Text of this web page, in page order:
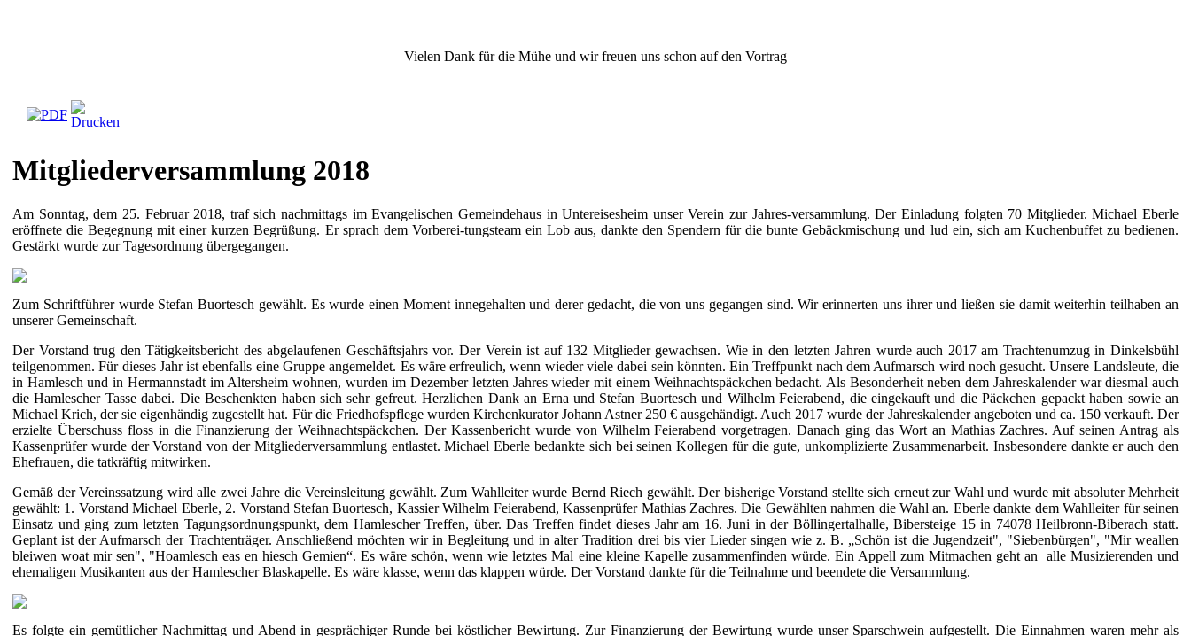
Vielen Dank für die Mühe und wir freuen uns schon auf den Vortrag
Mitgliederversammlung 2018
Am Sonntag, dem 25. Februar 2018, traf sich nachmittags im Evangelischen Gemeindehaus in Untereisesheim unser Verein zur Jahres-versammlung. Der Einladung folgten 70 Mitglieder. Michael Eberle
eröffnete die Begegnung mit einer kurzen Begrüßung. Er sprach dem Vorberei-tungsteam ein Lob aus, dankte den Spendern für die bunte Gebäckmischung und lud ein, sich am Kuchenbuffet zu bedienen.
Gestärkt wurde zur Tagesordnung übergegangen.
Zum Schriftführer wurde Stefan Buortesch gewählt. Es wurde einen Moment innegehalten und derer gedacht, die von uns gegangen sind. Wir erinnerten uns ihrer und ließen sie damit weiterhin teilhaben an
unserer Gemeinschaft.
Der Vorstand trug den Tätigkeitsbericht des abgelaufenen Geschäftsjahrs vor. Der Verein ist auf 132 Mitglieder gewachsen. Wie in den letzten Jahren wurde auch 2017 am Trachtenumzug in Dinkelsbühl
teilgenommen. Für dieses Jahr ist ebenfalls eine Gruppe angemeldet. Es wäre erfreulich, wenn wieder viele dabei sein könnten. Ein Treffpunkt nach dem Aufmarsch wird noch gesucht. Unsere Landsleute, die
in Hamlesch und in Hermannstadt im Altersheim wohnen, wurden im Dezember letzten Jahres wieder mit einem Weihnachtspäckchen bedacht. Als Besonderheit neben dem Jahreskalender war diesmal auch
die Hamlescher Tasse dabei. Die Beschenkten haben sich sehr gefreut. Herzlichen Dank an Erna und Stefan Buortesch und Wilhelm Feierabend, die eingekauft und die Päckchen gepackt haben sowie an
Michael Krich, der sie eigenhändig zugestellt hat. Für die Friedhofspflege wurden Kirchenkurator Johann Astner 250 € ausgehändigt. Auch 2017 wurde der Jahreskalender angeboten und ca. 150 verkauft. Der
erzielte Überschuss floss in die Finanzierung der Weihnachtspäckchen. Der Kassenbericht wurde von Wilhelm Feierabend vorgetragen. Danach ging das Wort an Mathias Zachres. Auf seinen Antrag als
Kassenprüfer wurde der Vorstand von der Mitgliederversammlung entlastet. Michael Eberle bedankte sich bei seinen Kollegen für die gute, unkomplizierte Zusammenarbeit. Insbesondere dankte er auch den
Ehefrauen, die tatkräftig mitwirken.
Gemäß der Vereinssatzung wird alle zwei Jahre die Vereinsleitung gewählt. Zum Wahlleiter wurde Bernd Riech gewählt. Der bisherige Vorstand stellte sich erneut zur Wahl und wurde mit absoluter Mehrheit
gewählt: 1. Vorstand Michael Eberle, 2. Vorstand Stefan Buortesch, Kassier Wilhelm Feierabend, Kassenprüfer Mathias Zachres. Die Gewählten nahmen die Wahl an. Eberle dankte dem Wahlleiter für seinen
Einsatz und ging zum letzten Tagungsordnungspunkt, dem Hamlescher Treffen, über. Das Treffen findet dieses Jahr am 16. Juni in der Böllingertalhalle, Bibersteige 15 in 74078 Heilbronn-Biberach statt.
Geplant ist der Aufmarsch der Trachtenträger. Anschließend möchten wir in Begleitung und in alter Tradition drei bis vier Lieder singen wie z. B. „Schön ist die Jugendzeit", "Siebenbürgen", "Mir weallen
bleiwen woat mir sen", "Hoamlesch eas en hiesch Gemien“. Es wäre schön, wenn wie letztes Mal eine kleine Kapelle zusammenfinden würde. Ein Appell zum Mitmachen geht an alle Musizierenden und
ehemaligen Musikanten aus der Hamlescher Blaskapelle. Es wäre klasse, wenn das klappen würde. Der Vorstand dankte für die Teilnahme und beendete die Versammlung.
Es folgte ein gemütlicher Nachmittag und Abend in gesprächiger Runde bei köstlicher Bewirtung. Zur Finanzierung der Bewirtung wurde unser Sparschwein aufgestellt. Die Einnahmen waren mehr als